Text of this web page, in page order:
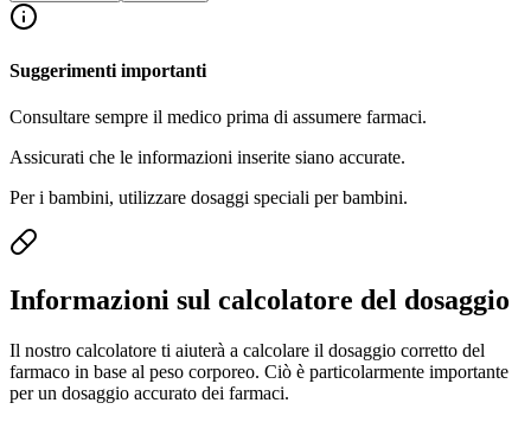
Suggerimenti importanti
Consultare sempre il medico prima di assumere farmaci.
Assicurati che le informazioni inserite siano accurate.
Per i bambini, utilizzare dosaggi speciali per bambini.
Informazioni sul calcolatore del dosaggio
Il nostro calcolatore ti aiuterà a calcolare il dosaggio corretto del
farmaco in base al peso corporeo. Ciò è particolarmente importante
per un dosaggio accurato dei farmaci.